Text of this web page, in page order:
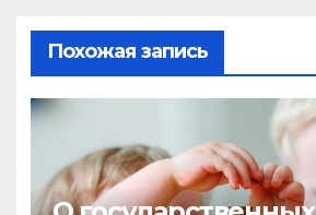
Похожая запись